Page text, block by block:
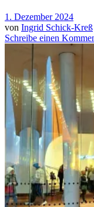
1. Dezember 2024
von Ingrid Schick-Kreß
Schreibe einen